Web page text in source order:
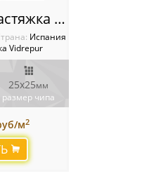
Amazonas Растяжка Vidrepur
Испания
Vidrepur
25x25мм
размер чипа
м2